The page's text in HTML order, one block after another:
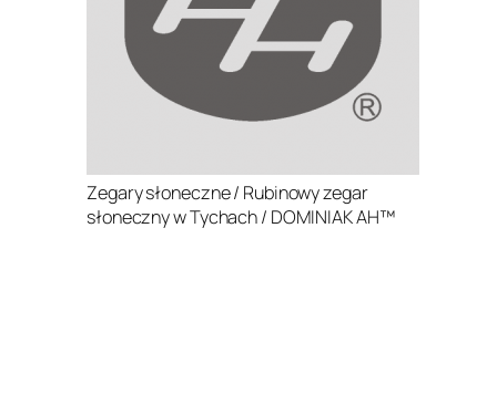
Zegary słoneczne / Rubinowy zegar
słoneczny w Tychach / DOMINIAK AH™